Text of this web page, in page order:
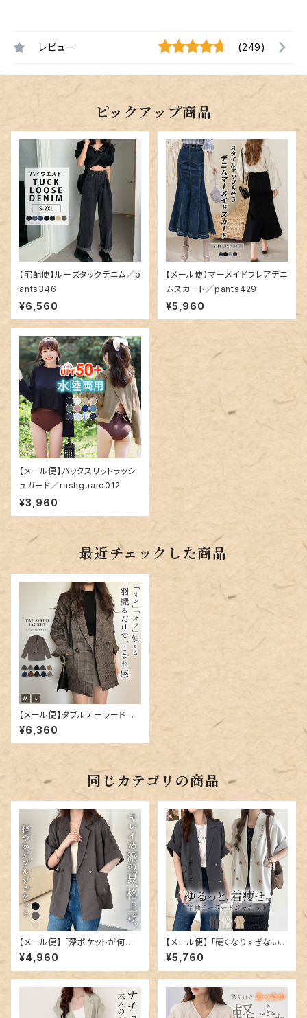
レビュー (249)
ピックアップ商品
【宅配便】ルーズタックデニム／p
ants346
¥6,560
【メール便】マーメイドフレアデニ
ムスカート／pants429
¥5,960
【メール便】バックスリットラッシ
ュガード／rashguard012
¥3,960
最近チェックした商品
【メール便】ダブルテーラードジ
ャケット レディース 秋 冬 チェッ
ク／tops1337
¥6,360
同じカテゴリの商品
【メール便】 「深ポケットが何気
に便利」ジャケット 半袖 レディ
ース テーラード／tops2359
¥4,960
【メール便】 「硬くなりすぎない
ゆったりさ」ジャケット 半袖 レデ
ィース テーラード／tops2401
¥5,760